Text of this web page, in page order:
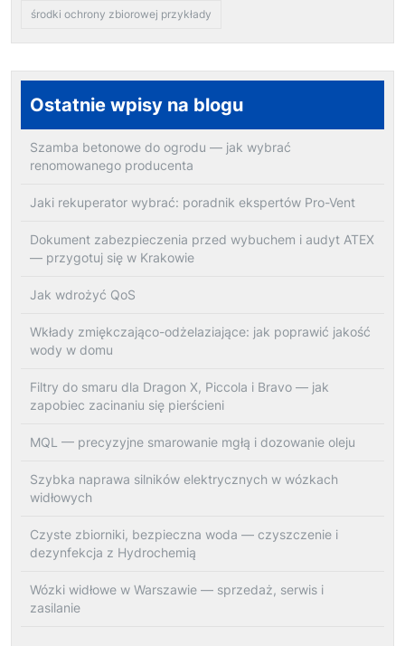
środki ochrony zbiorowej przykłady
Ostatnie wpisy na blogu
Szamba betonowe do ogrodu — jak wybrać
renomowanego producenta
Jaki rekuperator wybrać: poradnik ekspertów Pro-Vent
Dokument zabezpieczenia przed wybuchem i audyt ATEX
— przygotuj się w Krakowie
Jak wdrożyć QoS
Wkłady zmiękczająco-odżelaziające: jak poprawić jakość
wody w domu
Filtry do smaru dla Dragon X, Piccola i Bravo — jak
zapobiec zacinaniu się pierścieni
MQL — precyzyjne smarowanie mgłą i dozowanie oleju
Szybka naprawa silników elektrycznych w wózkach
widłowych
Czyste zbiorniki, bezpieczna woda — czyszczenie i
dezynfekcja z Hydrochemią
Wózki widłowe w Warszawie — sprzedaż, serwis i
zasilanie